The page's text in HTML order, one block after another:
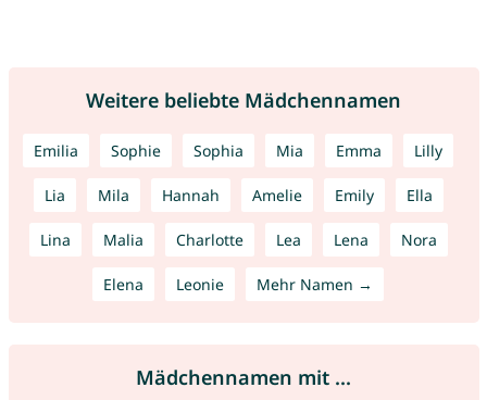
Weitere beliebte Mädchennamen
Emilia Sophie Sophia Mia Emma Lilly
Lia Mila Hannah Amelie Emily Ella
Lina Malia Charlotte Lea Lena Nora
Elena Leonie Mehr Namen →
Mädchennamen mit ...